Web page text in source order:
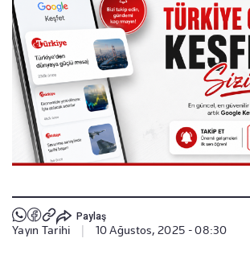
Paylaş
Yayın Tarihi 10 Ağustos, 2025 - 08:30